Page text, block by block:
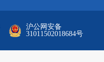
沪公网安备
31011502018684号